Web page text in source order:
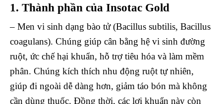
1. Thành phần của Insotac Gold
– Men vi sinh dạng bào tử (Bacillus subtilis, Bacillus
coagulans). Chúng giúp cân bằng hệ vi sinh đường
ruột, ức chế hại khuẩn, hỗ trợ tiêu hóa và làm mềm
phân. Chúng kích thích nhu động ruột tự nhiên,
giúp đi ngoài dễ dàng hơn, giảm táo bón mà không
cần dùng thuốc. Đồng thời, các lợi khuẩn này còn